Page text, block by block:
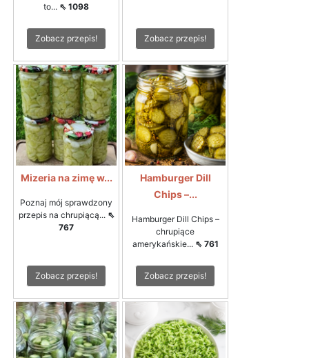
to... ⇖ 1098
Zobacz przepis! Zobacz przepis!
Mizeria na zimę w...
Poznaj mój sprawdzony
przepis na chrupiącą... ⇖
767
Zobacz przepis!
Hamburger Dill
Chips –...
Hamburger Dill Chips –
chrupiące
amerykańskie... ⇖ 761
Zobacz przepis!